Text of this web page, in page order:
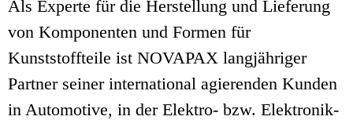
Als Experte für die Herstellung und Lieferung
von Komponenten und Formen für
Kunststoffteile ist NOVAPAX langjähriger
Partner seiner international agierenden Kunden
in Automotive, in der Elektro- bzw. Elektronik-